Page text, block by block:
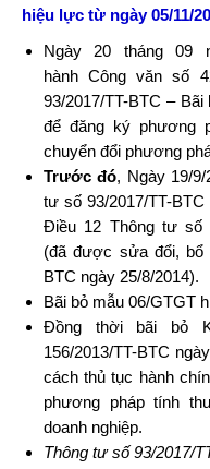
hiệu lực từ ngày 05/11/
Ngày 20 tháng 09
hành Công văn số
93/2017/TT-BTC –
để đăng ký phương
chuyển đổi phương
Trước đó, Ngày 19/
tư số 93/2017/TT-
Điều 12 Thông tư số
(đã được sửa đổi, bổ
BTC ngày 25/8/2014).
Bãi bỏ mẫu 06/GTGT
Đồng thời bãi bỏ
156/2013/TT-BTC
cách thủ tục hành
phương pháp tính
doanh nghiệp.
Thông tư số 93/2017/